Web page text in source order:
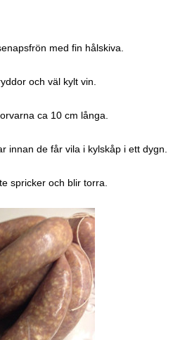
med fin hålskiva.
och väl kylt vin.
ca 10 cm långa.
innan de får vila i kylskåp i ett dygn.
spricker och blir torra.